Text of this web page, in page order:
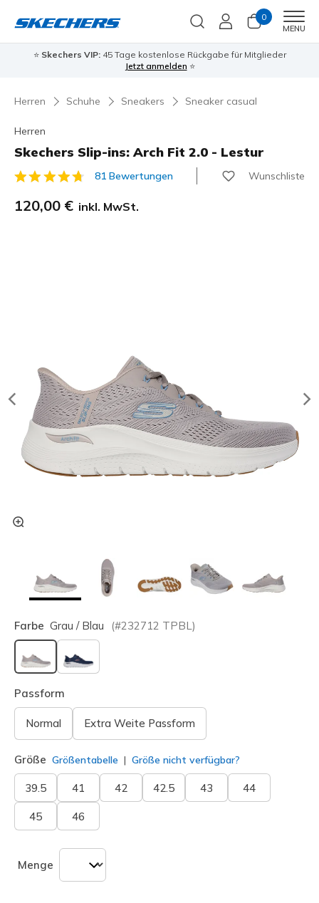
0
MENU
⭐ Skechers VIP:45 Tage kostenlose Rückgabe für Mitglieder
Jetzt anmelden ⭐
Herren Schuhe Sneakers Sneaker casual
Herren
Skechers Slip-ins: Arch Fit 2.0 - Lestur
5 von 5 Kundenbewertungen
81 Bewertungen Wunschliste
120,00 € inkl. MwSt.
Farbe Grau / Blau (#232712 TPBL)
ausgewählt
Passform
Normal Extra Weite Passform
Größe Größentabelle Größe nicht verfügbar?
39.5 41 42 42.5 43 44
45 46
Menge